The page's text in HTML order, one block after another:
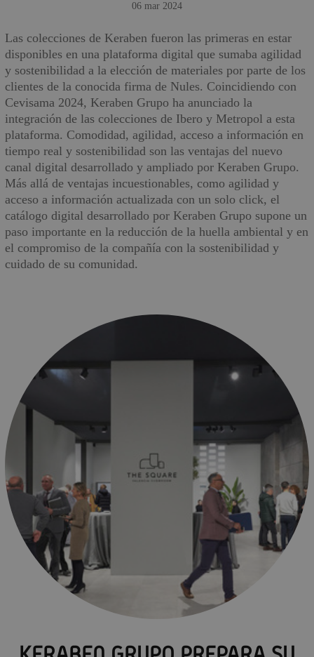
06 mar 2024
Las colecciones de Keraben fueron las primeras en estar
disponibles en una plataforma digital que sumaba agilidad
y sostenibilidad a la elección de materiales por parte de los
clientes de la conocida firma de Nules. Coincidiendo con
Cevisama 2024, Keraben Grupo ha anunciado la
integración de las colecciones de Ibero y Metropol a esta
plataforma. Comodidad, agilidad, acceso a información en
tiempo real y sostenibilidad son las ventajas del nuevo
canal digital desarrollado y ampliado por Keraben Grupo.
Más allá de ventajas incuestionables, como agilidad y
acceso a información actualizada con un solo click, el
catálogo digital desarrollado por Keraben Grupo supone un
paso importante en la reducción de la huella ambiental y en
el compromiso de la compañía con la sostenibilidad y
cuidado de su comunidad.